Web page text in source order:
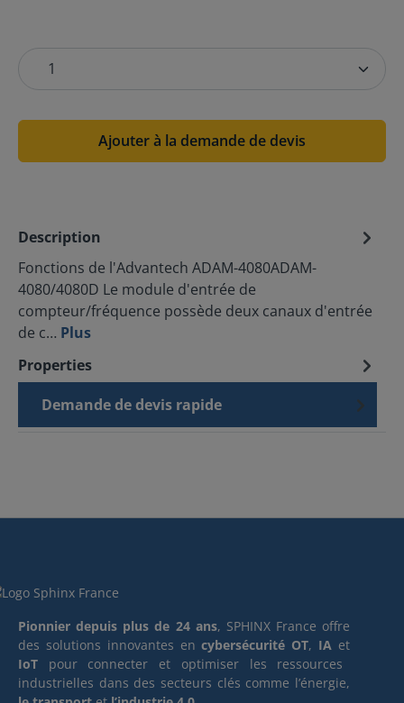
Ajouter à la demande de devis
Description
Fonctions de l'Advantech ADAM-4080ADAM-
4080/4080D Le module d'entrée de
compteur/fréquence possède deux canaux d'entrée
de c… Plus
Properties
Demande de devis rapide
Pionnier depuis plus de 24 ans, SPHINX France offre
des solutions innovantes encybersécurité OT, IA et
IoT pour connecter et optimiser les ressources
industrielles dans des secteurs clés comme l’énergie,